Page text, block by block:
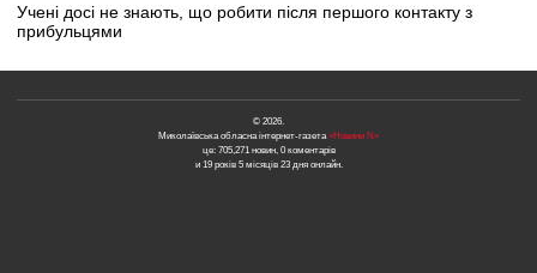
Учені досі не знають, що робити після першого контакту з
прибульцями
© 2026.
Миколаївська обласна інтернет-газета«Новини N»
це: 705,271 новин, 0 коментарів
и 19 років 5 місяців 23 дня онлайн.